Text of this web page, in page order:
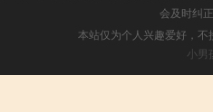
会及时纠
本站仅为个人兴趣爱好，
小男